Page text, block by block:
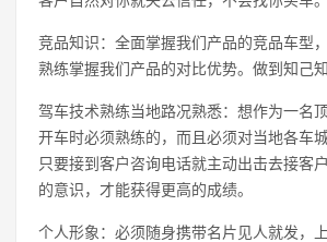
竞品知识：全面掌握我们产品的竞品车型
熟练掌握我们产品的对比优势。做到知己知
驾车技术熟练当地路况熟悉：想作为一名
开车时必须熟练的，而且必须对当地各车
只要接到客户咨询电话就主动出击去接客
的意识，才能获得更高的成绩。
个人形象：必须随身携带名片见人就发，